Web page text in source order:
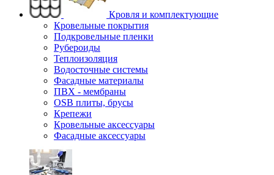
Кровля и комплектующие
Кровельные покрытия
Подкровельные пленки
Рубероиды
Теплоизоляция
Водосточные системы
Фасадные материалы
ПВХ - мембраны
OSB плиты, брусы
Крепежи
Кровельные аксессуары
Фасадные аксессуары